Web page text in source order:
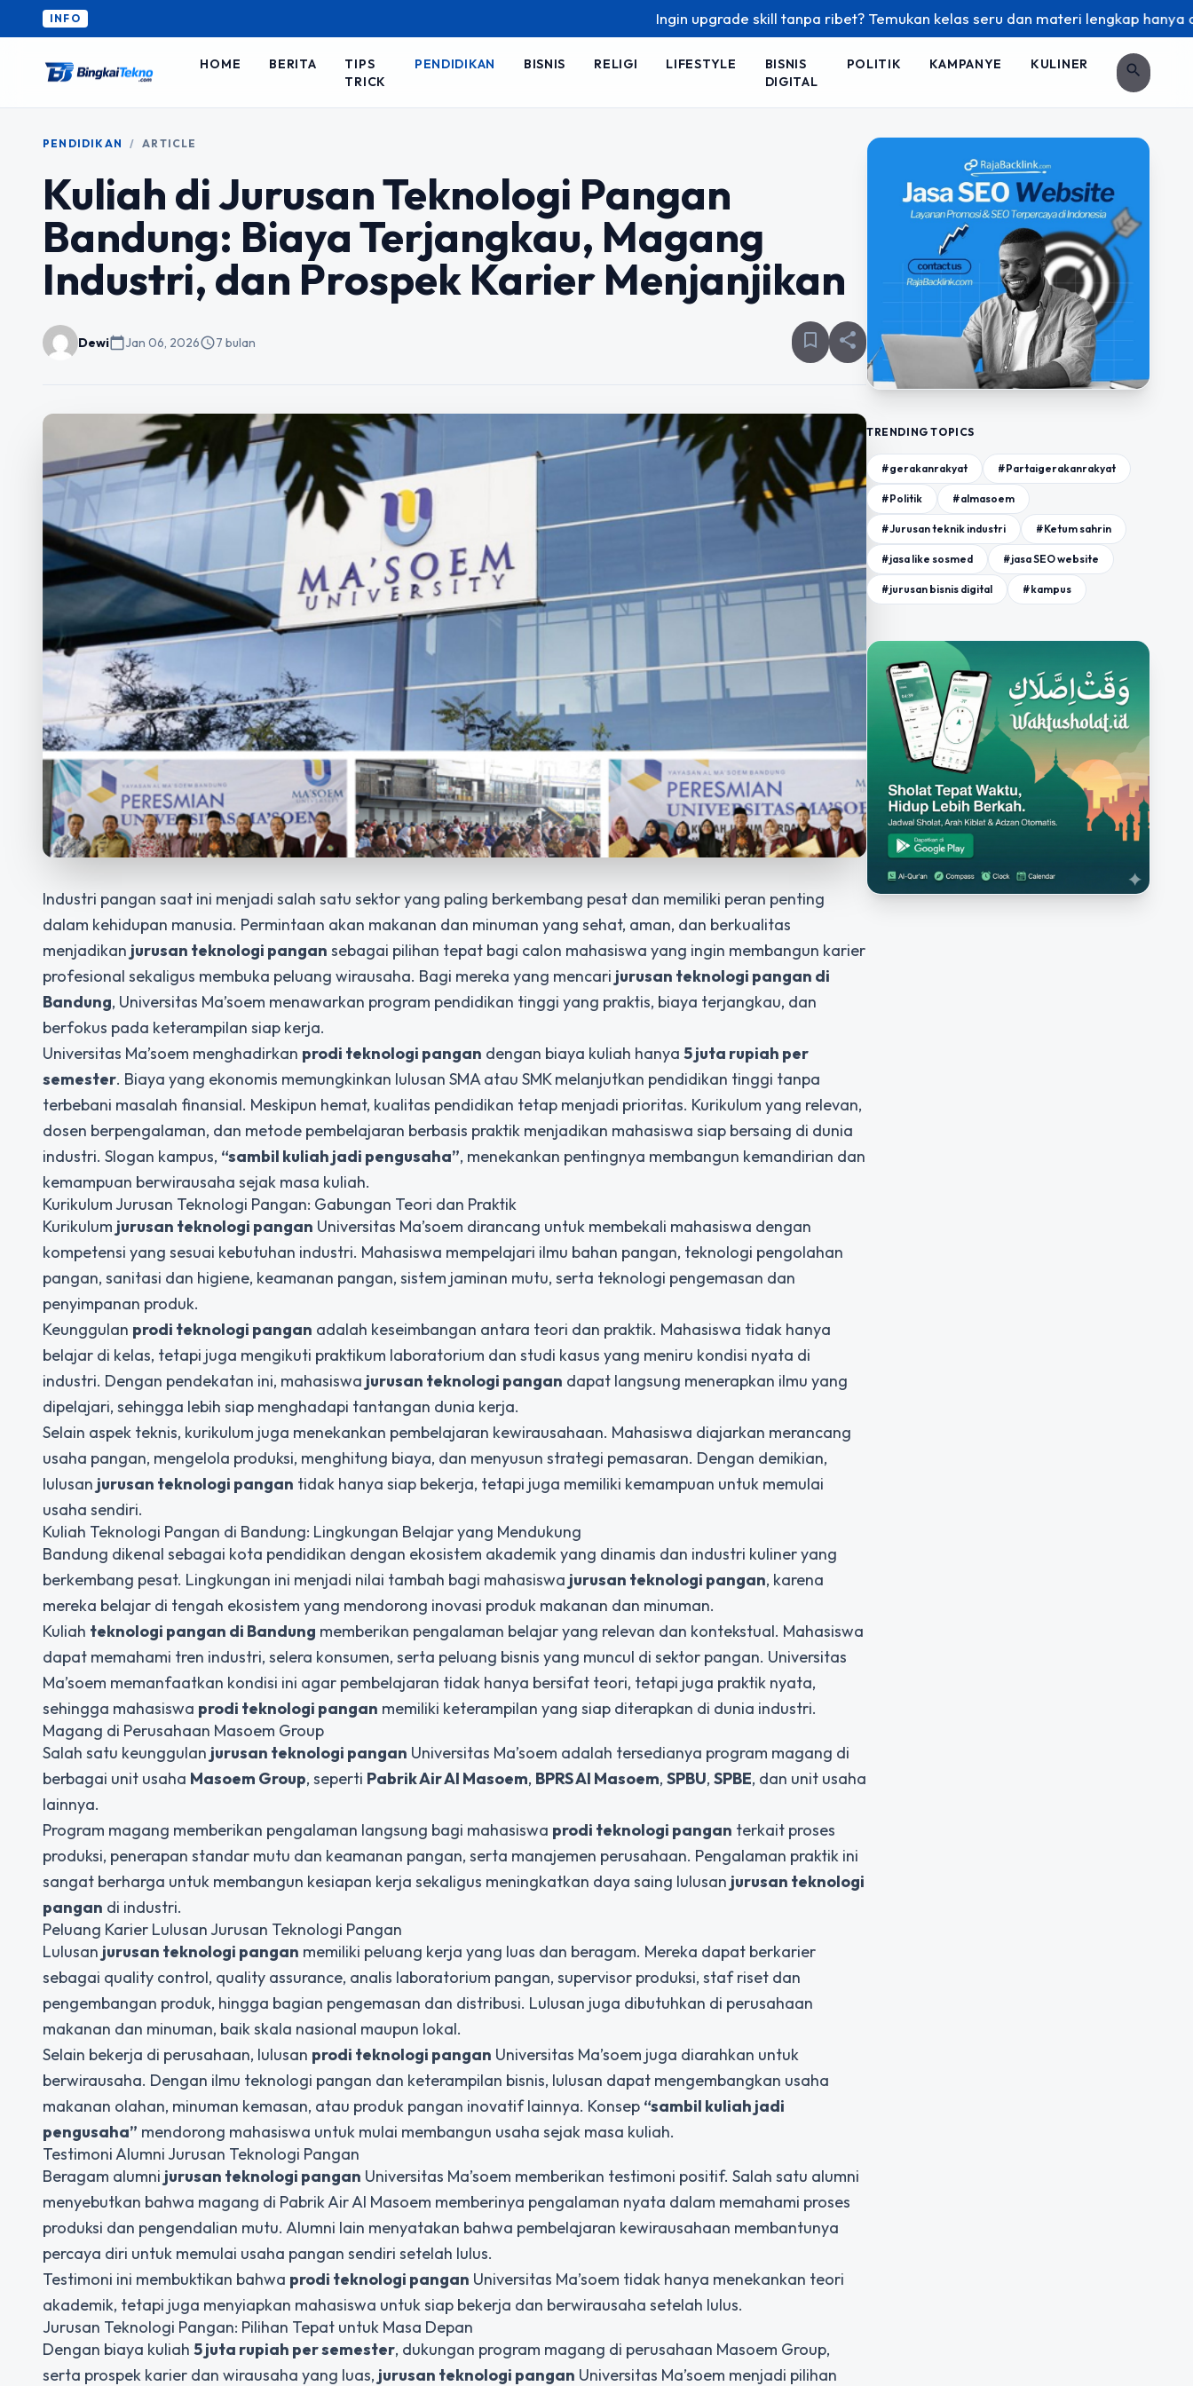
INFO Ingin upgrade skill tanpa ribet? Temukan kelas seru dan materi lengkap hanya di
HOME BERITA
TIPS
TRICK
PENDIDIKAN BISNIS RELIGI LIFESTYLE
BISNIS
DIGITAL
POLITIK KAMPANYE KULINER search
PENDIDIKAN / ARTICLE
Kuliah di Jurusan Teknologi Pangan
Bandung: Biaya Terjangkau, Magang
Industri, dan Prospek Karier Menjanjikan
Dewicalendar_todayJan 06, 2026schedule7 bulan bookmark_border share
Industri pangan saat ini menjadi salah satu sektor yang paling berkembang pesat dan memiliki peran penting
dalam kehidupan manusia. Permintaan akan makanan dan minuman yang sehat, aman, dan berkualitas
menjadikan jurusan teknologi pangan sebagai pilihan tepat bagi calon mahasiswa yang ingin membangun karier
profesional sekaligus membuka peluang wirausaha. Bagi mereka yang mencari jurusan teknologi pangan di
Bandung, Universitas Ma’soem menawarkan program pendidikan tinggi yang praktis, biaya terjangkau, dan
berfokus pada keterampilan siap kerja.
Universitas Ma’soem menghadirkan prodi teknologi pangan dengan biaya kuliah hanya 5 juta rupiah per
semester. Biaya yang ekonomis memungkinkan lulusan SMA atau SMK melanjutkan pendidikan tinggi tanpa
terbebani masalah finansial. Meskipun hemat, kualitas pendidikan tetap menjadi prioritas. Kurikulum yang relevan,
dosen berpengalaman, dan metode pembelajaran berbasis praktik menjadikan mahasiswa siap bersaing di dunia
industri. Slogan kampus, “sambil kuliah jadi pengusaha”, menekankan pentingnya membangun kemandirian dan
kemampuan berwirausaha sejak masa kuliah.
Kurikulum Jurusan Teknologi Pangan: Gabungan Teori dan Praktik
Kurikulum jurusan teknologi pangan Universitas Ma’soem dirancang untuk membekali mahasiswa dengan
kompetensi yang sesuai kebutuhan industri. Mahasiswa mempelajari ilmu bahan pangan, teknologi pengolahan
pangan, sanitasi dan higiene, keamanan pangan, sistem jaminan mutu, serta teknologi pengemasan dan
penyimpanan produk.
Keunggulan prodi teknologi pangan adalah keseimbangan antara teori dan praktik. Mahasiswa tidak hanya
belajar di kelas, tetapi juga mengikuti praktikum laboratorium dan studi kasus yang meniru kondisi nyata di
industri. Dengan pendekatan ini, mahasiswa jurusan teknologi pangan dapat langsung menerapkan ilmu yang
dipelajari, sehingga lebih siap menghadapi tantangan dunia kerja.
Selain aspek teknis, kurikulum juga menekankan pembelajaran kewirausahaan. Mahasiswa diajarkan merancang
usaha pangan, mengelola produksi, menghitung biaya, dan menyusun strategi pemasaran. Dengan demikian,
lulusan jurusan teknologi pangan tidak hanya siap bekerja, tetapi juga memiliki kemampuan untuk memulai
usaha sendiri.
Kuliah Teknologi Pangan di Bandung: Lingkungan Belajar yang Mendukung
Bandung dikenal sebagai kota pendidikan dengan ekosistem akademik yang dinamis dan industri kuliner yang
berkembang pesat. Lingkungan ini menjadi nilai tambah bagi mahasiswa jurusan teknologi pangan, karena
mereka belajar di tengah ekosistem yang mendorong inovasi produk makanan dan minuman.
Kuliah teknologi pangan di Bandung memberikan pengalaman belajar yang relevan dan kontekstual. Mahasiswa
dapat memahami tren industri, selera konsumen, serta peluang bisnis yang muncul di sektor pangan. Universitas
Ma’soem memanfaatkan kondisi ini agar pembelajaran tidak hanya bersifat teori, tetapi juga praktik nyata,
sehingga mahasiswa prodi teknologi pangan memiliki keterampilan yang siap diterapkan di dunia industri.
Magang di Perusahaan Masoem Group
Salah satu keunggulan jurusan teknologi pangan Universitas Ma’soem adalah tersedianya program magang di
berbagai unit usaha Masoem Group, seperti Pabrik Air Al Masoem, BPRS Al Masoem, SPBU, SPBE, dan unit usaha
lainnya.
Program magang memberikan pengalaman langsung bagi mahasiswa prodi teknologi pangan terkait proses
produksi, penerapan standar mutu dan keamanan pangan, serta manajemen perusahaan. Pengalaman praktik ini
sangat berharga untuk membangun kesiapan kerja sekaligus meningkatkan daya saing lulusan jurusan teknologi
pangan di industri.
Peluang Karier Lulusan Jurusan Teknologi Pangan
Lulusan jurusan teknologi pangan memiliki peluang kerja yang luas dan beragam. Mereka dapat berkarier
sebagai quality control, quality assurance, analis laboratorium pangan, supervisor produksi, staf riset dan
pengembangan produk, hingga bagian pengemasan dan distribusi. Lulusan juga dibutuhkan di perusahaan
makanan dan minuman, baik skala nasional maupun lokal.
Selain bekerja di perusahaan, lulusan prodi teknologi pangan Universitas Ma’soem juga diarahkan untuk
berwirausaha. Dengan ilmu teknologi pangan dan keterampilan bisnis, lulusan dapat mengembangkan usaha
makanan olahan, minuman kemasan, atau produk pangan inovatif lainnya. Konsep “sambil kuliah jadi
pengusaha” mendorong mahasiswa untuk mulai membangun usaha sejak masa kuliah.
Testimoni Alumni Jurusan Teknologi Pangan
Beragam alumni jurusan teknologi pangan Universitas Ma’soem memberikan testimoni positif. Salah satu alumni
menyebutkan bahwa magang di Pabrik Air Al Masoem memberinya pengalaman nyata dalam memahami proses
produksi dan pengendalian mutu. Alumni lain menyatakan bahwa pembelajaran kewirausahaan membantunya
percaya diri untuk memulai usaha pangan sendiri setelah lulus.
Testimoni ini membuktikan bahwa prodi teknologi pangan Universitas Ma’soem tidak hanya menekankan teori
akademik, tetapi juga menyiapkan mahasiswa untuk siap bekerja dan berwirausaha setelah lulus.
Jurusan Teknologi Pangan: Pilihan Tepat untuk Masa Depan
Dengan biaya kuliah 5 juta rupiah per semester, dukungan program magang di perusahaan Masoem Group,
serta prospek karier dan wirausaha yang luas, jurusan teknologi pangan Universitas Ma’soem menjadi pilihan
TRENDING TOPICS
#gerakanrakyat #Partaigerakanrakyat
#Politik #almasoem
#Jurusan teknik industri #Ketum sahrin
#jasa like sosmed #jasa SEO website
#jurusan bisnis digital #kampus